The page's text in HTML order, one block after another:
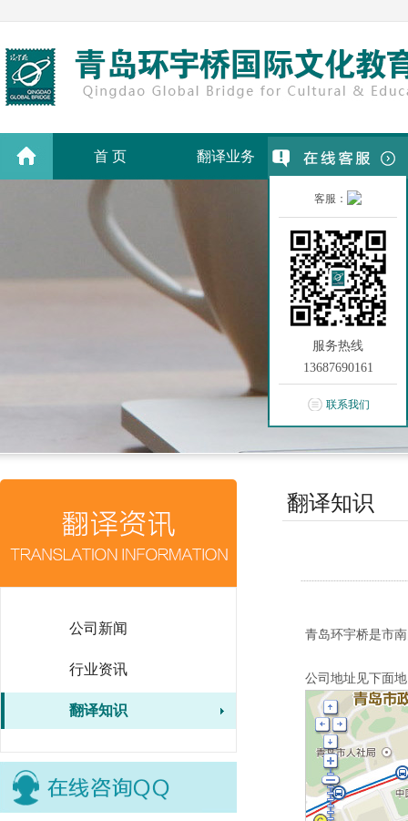
客服：
服务热线
13687690161
联系我们
首 页 翻译业务 翻译价格
公司新闻
行业资讯
翻译知识
翻译知识
青岛环宇桥是市
公司地址见下面